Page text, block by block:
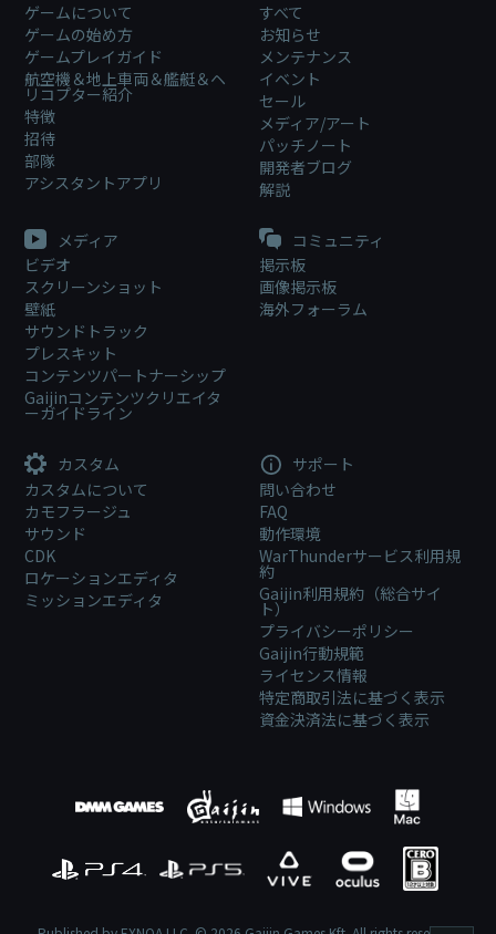
ゲームについて
ゲームの始め方
ゲームプレイガイド
航空機＆地上車両＆艦艇＆ヘ
リコプター紹介
特徴
招待
部隊
アシスタントアプリ
すべて
お知らせ
メンテナンス
イベント
セール
メディア/アート
パッチノート
開発者ブログ
解説
メディア
ビデオ
スクリーンショット
壁紙
サウンドトラック
プレスキット
コンテンツパートナーシップ
Gaijinコンテンツクリエイタ
ーガイドライン
コミュニティ
掲示板
画像掲示板
海外フォーラム
カスタム
カスタムについて
カモフラージュ
サウンド
CDK
ロケーションエディタ
ミッションエディタ
サポート
問い合わせ
FAQ
動作環境
WarThunderサービス利用規
約
Gaijin利用規約（総合サイ
ト）
プライバシーポリシー
Gaijin行動規範
ライセンス情報
特定商取引法に基づく表示
資金決済法に基づく表示